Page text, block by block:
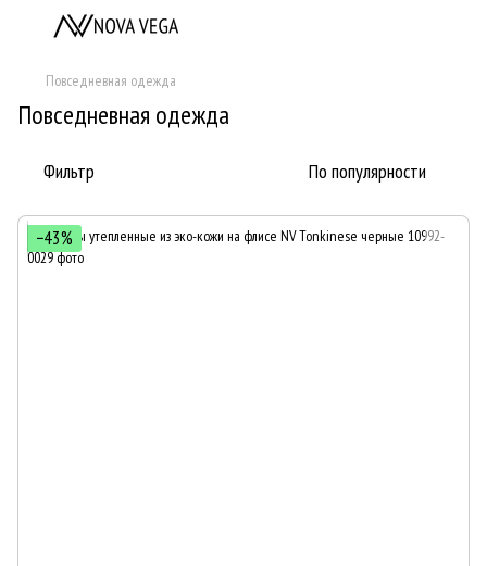
Повседневная одежда
Повседневная одежда
Фильтр По популярности
−43%